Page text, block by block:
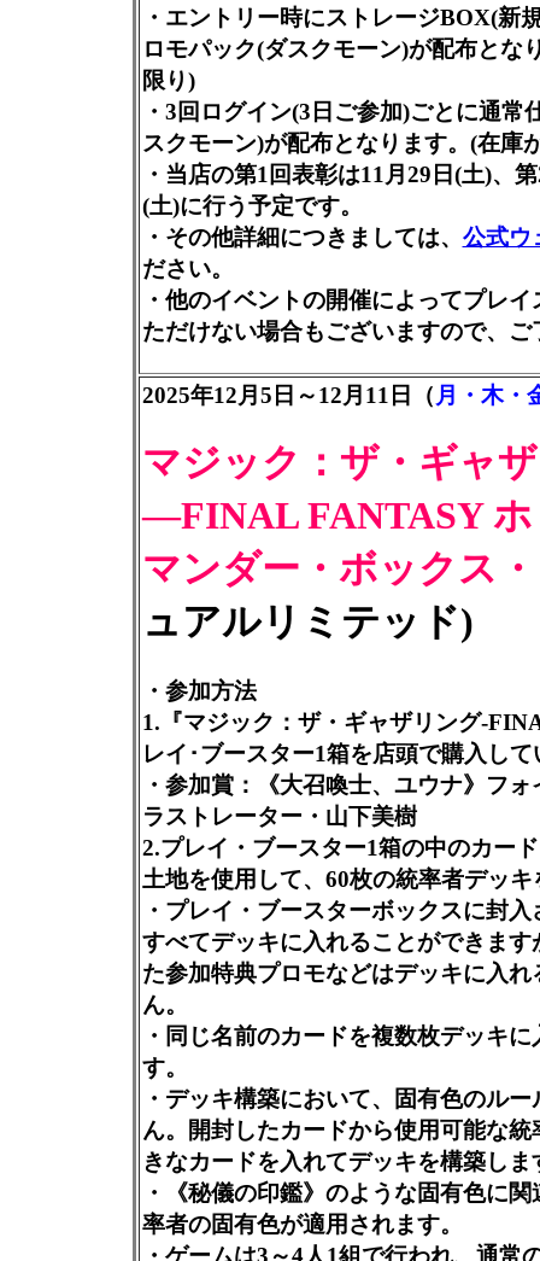
・エントリー時にストレージBOX(新
ロモパック(ダスクモーン)が配布とな
限り)
・3回ログイン(3日ご参加)ごとに通常
スクモーン)が配布となります。(在庫
・当店の第1回表彰は11月29日(土)、
(土)に行う予定です。
・その他詳細につきましては、 公式ウ
ださい。
・他のイベントの開催によってプレ
ただけない場合もございますので、
2025年12月5日～12月11日（ 月・木・
マジック：ザ・ギャ
―FINAL FANTASY ホ
マンダー・ボックス
ュアルリミテッド)
・参加方法
1.『マジック：ザ・ギャザリング-
レイ･ブースター1箱を店頭で購入し
・参加賞：《大召喚士、ユウナ》フ
ラストレーター・山下美樹
2.プレイ・ブースター1箱の中のカー
土地を使用して、60枚の統率者デッ
・プレイ・ブースターボックスに封
すべてデッキに入れることができま
た参加特典プロモなどはデッキに入れ
ん。
・同じ名前のカードを複数枚デッキ
す。
・デッキ構築において、固有色のル
ん。開封したカードから使用可能な
きなカードを入れてデッキを構築しま
・《秘儀の印鑑》のような固有色に
率者の固有色が適用されます。
・ゲームは3～4人1組で行われ、通常